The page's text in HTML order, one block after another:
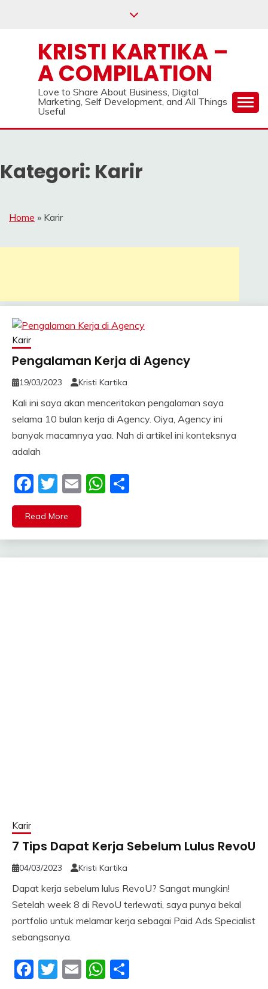
KRISTI KARTIKA –
A COMPILATION
Love to Share About Business, Digital
Marketing, Self Development, and All Things
Useful
Kategori: Karir
Home » Karir
Karir
Pengalaman Kerja di Agency
19/03/2023 Kristi Kartika
Kali ini saya akan menceritakan pengalaman saya
selama 10 bulan kerja di Agency. Oiya, Agency ini
banyak macamnya yaa. Nah di artikel ini konteksnya
adalah
Facebook
Twitter
EmailWhatsApp
Read More
Karir
7 Tips Dapat Kerja Sebelum Lulus RevoU
04/03/2023 Kristi Kartika
Dapat kerja sebelum lulus RevoU? Sangat mungkin!
Setelah week 8 di RevoU terlewati, saya punya bekal
portfolio untuk melamar kerja sebagai Paid Ads Specialist
sebangsanya.
Facebook
Twitter
EmailWhatsApp